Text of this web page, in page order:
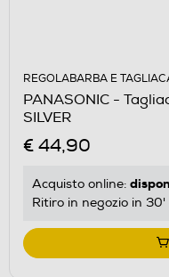
REGOLABARBA E
PANASONIC -
SILVER
€ 44,90
Acquisto online:
Ritiro in negozio in